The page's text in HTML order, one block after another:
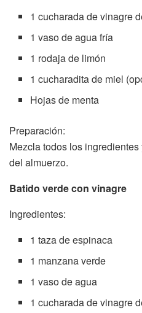
1 cucharada de vinagre
1 vaso de agua fría
1 rodaja de limón
1 cucharadita de miel
Hojas de menta
Preparación:
Mezcla todos los
del almuerzo.
Batido verde con vinagre
Ingredientes:
1 taza de espinaca
1 manzana verde
1 vaso de agua
1 cucharada de vinagre